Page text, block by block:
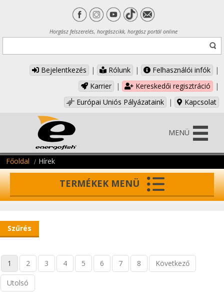
Horgász felszerelés, horgászcikk, horgász portál online
Bejelentkezés | Rólunk | Felhasználói infók
|
Karrier
| Kereskedői regisztráció
|
Európai Uniós Pályázataink
| Kapcsolat
MENÜ
Főoldal Hírek
TERMÉKEK MENÜ
Szűrés
1 2 3 4 5 6 7 8 Következő
Utolsó